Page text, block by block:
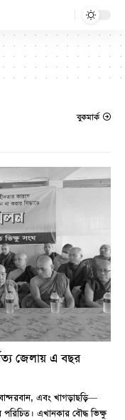
বুকমার্ক
জেলায় এ বছর
বান্দরবান, এবং খাগড়াছড়ি—
পরিচিত। এখানকার বৌদ্ধ ভিক্ষু